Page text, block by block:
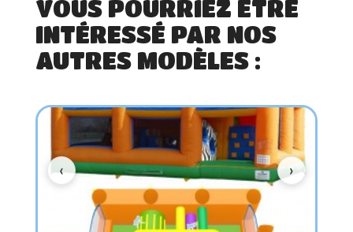
VOUS POURRIEZ ÊTRE
INTÉRESSÉ PAR NOS
AUTRES MODÈLES :